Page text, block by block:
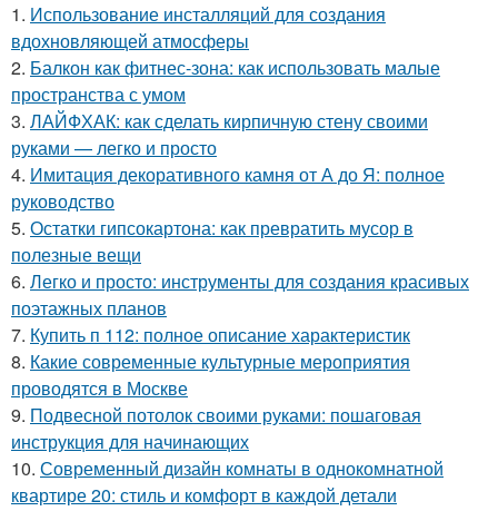
1. Использование инсталляций для создания
вдохновляющей атмосферы
2. Балкон как фитнес-зона: как использовать малые
пространства с умом
3. ЛАЙФХАК: как сделать кирпичную стену своими
руками — легко и просто
4. Имитация декоративного камня от А до Я: полное
руководство
5. Остатки гипсокартона: как превратить мусор в
полезные вещи
6. Легко и просто: инструменты для создания красивых
поэтажных планов
7. Купить п 112: полное описание характеристик
8. Какие современные культурные мероприятия
проводятся в Москве
9. Подвесной потолок своими руками: пошаговая
инструкция для начинающих
10. Современный дизайн комнаты в однокомнатной
квартире 20: стиль и комфорт в каждой детали